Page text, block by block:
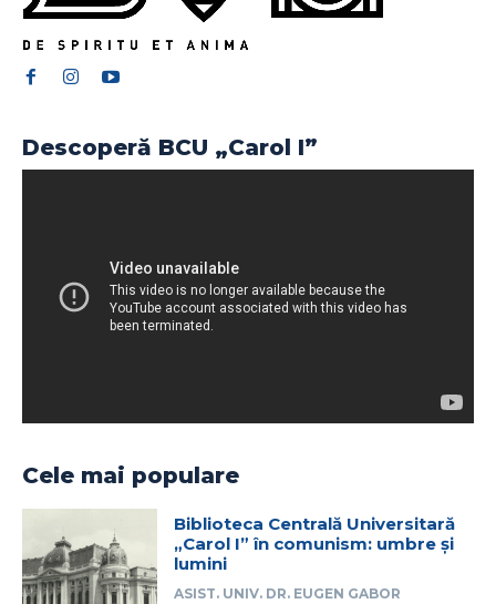
Descoperă BCU „Carol I”
Cele mai populare
Biblioteca Centrală Universitară
„Carol I” în comunism: umbre și
lumini
ASIST. UNIV. DR. EUGEN GABOR